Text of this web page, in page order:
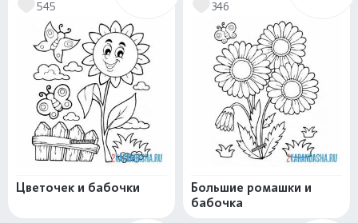
545
Цветочек и бабочки
346
Большие ромашки и
бабочка